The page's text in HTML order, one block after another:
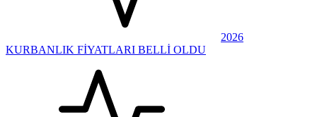
2026
KURBANLIK FİYATLARI BELLİ OLDU